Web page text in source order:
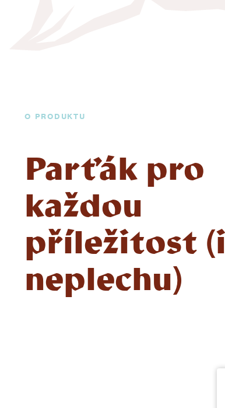
O PRODUKTU
Parťák pro
každou
příležitost (i
neplechu)